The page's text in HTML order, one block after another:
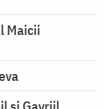
Maicii